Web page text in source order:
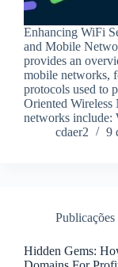
Enhancing WiFi
and Mobile
provides an
mobile networks,
protocols used to
Oriented Wireless
networks
cdaer2
9
Publicações
Hidden Gems: